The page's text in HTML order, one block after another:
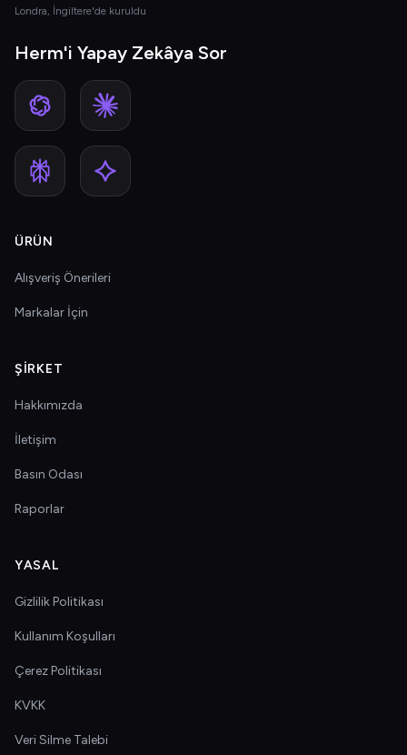
Londra, İngiltere'de kuruldu
Herm'i Yapay Zekâya Sor
ÜRÜN
Alışveriş Önerileri
Markalar İçin
ŞIRKET
Hakkımızda
İletişim
Basın Odası
Raporlar
YASAL
Gizlilik Politikası
Kullanım Koşulları
Çerez Politikası
KVKK
Veri Silme Talebi